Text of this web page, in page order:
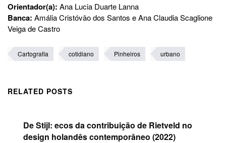
Orientador(a): Ana Lucia Duarte Lanna
Banca: Amália Cristóvão dos Santos e Ana Claudia Scaglione
Veiga de Castro
Cartografia cotidiano Pinheiros urbano
RELATED POSTS
De Stijl: ecos da contribuição de Rietveld no
design holandês contemporâneo (2022)